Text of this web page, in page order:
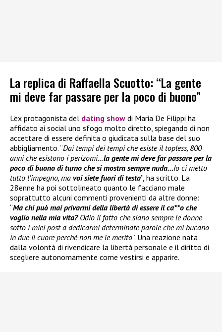
La replica di Raffaella Scuotto: “La gente
mi deve far passare per la poco di buono”
L’ex protagonista del dating show di Maria De Filippi ha
affidato ai social uno sfogo molto diretto, spiegando di non
accettare di essere definita o giudicata sulla base del suo
abbigliamento. “Dai tempi dei tempi che esiste il topless, 800
anni che esistono i perizomi…la gente mi deve far passare per la
poco di buono di turno che si mostra sempre nuda…Io ci metto
tutto l’impegno, ma voi siete fuori di testa”, ha scritto. La
28enne ha poi sottolineato quanto le facciano male
soprattutto alcuni commenti provenienti da altre donne:
“Ma chi può mai privarmi della libertà di essere il ca**o che
voglio nella mia vita? Odio il fatto che siano sempre le donne
sotto i miei post a dedicarmi determinate parole che mi bucano
in due il cuore perché non me le merito”. Una reazione nata
dalla volontà di rivendicare la libertà personale e il diritto di
scegliere autonomamente come vestirsi e apparire.